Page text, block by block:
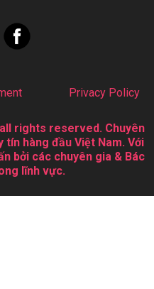
Privacy Policy
rights reserved. Chuyên
tín hàng đầu Việt Nam. Với
bởi các chuyên gia & Bác
lĩnh vực.